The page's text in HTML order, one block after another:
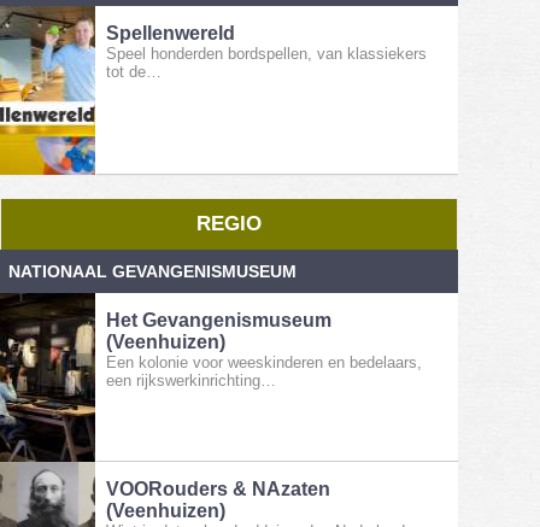
Spellenwereld
Speel honderden bordspellen, van klassiekers
tot de…
REGIO
NATIONAAL GEVANGENISMUSEUM
Het Gevangenismuseum
(Veenhuizen)
Een kolonie voor weeskinderen en bedelaars,
een rijkswerkinrichting…
VOORouders & NAzaten
(Veenhuizen)